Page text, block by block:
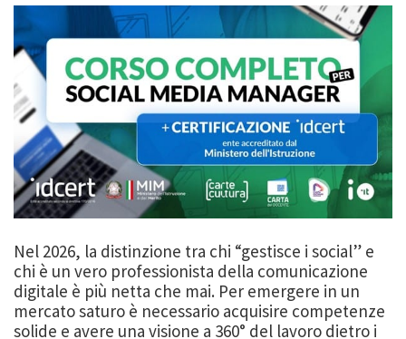
Nel 2026, la distinzione tra chi “gestisce i social” e
chi è un vero professionista della comunicazione
digitale è più netta che mai. Per emergere in un
mercato saturo è necessario acquisire competenze
solide e avere una visione a 360° del lavoro dietro i